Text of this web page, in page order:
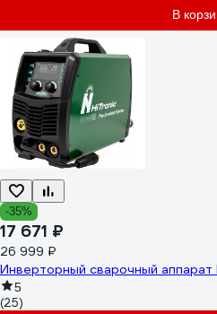
В
-35%
17 671 ₽
26 999 ₽
Инверторный сварочный аппарат
5
(25)